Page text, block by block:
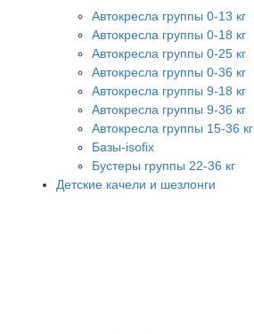
Автокресла группы 0-13 кг
Автокресла группы 0-18 кг
Автокресла группы 0-25 кг
Автокресла группы 0-36 кг
Автокресла группы 9-18 кг
Автокресла группы 9-36 кг
Автокресла группы 15-36 кг
Базы-isofix
Бустеры группы 22-36 кг
Детские качели и шезлонги